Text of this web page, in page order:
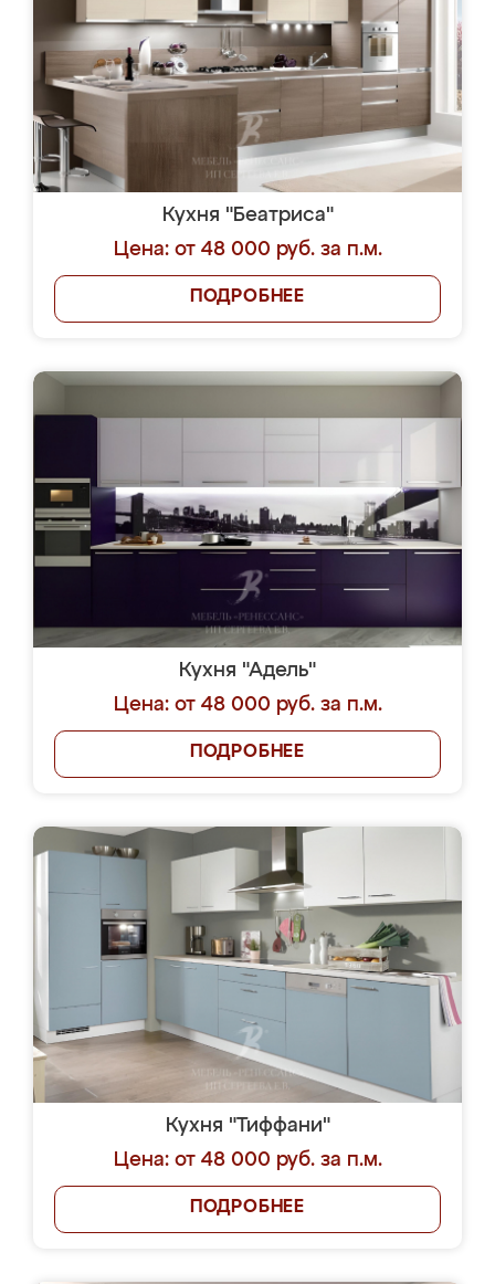
Кухня "Беатриса"
Цена: от 48 000 руб. за п.м.
ПОДРОБНЕЕ
Кухня "Адель"
Цена: от 48 000 руб. за п.м.
ПОДРОБНЕЕ
Кухня "Тиффани"
Цена: от 48 000 руб. за п.м.
ПОДРОБНЕЕ